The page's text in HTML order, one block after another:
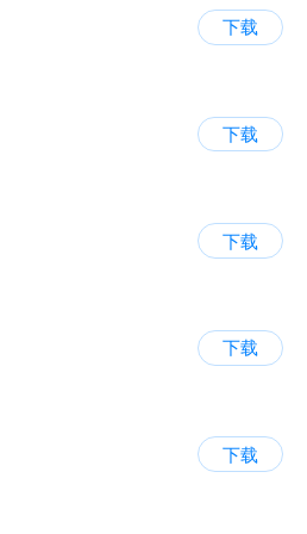
下载
下载
下载
下载
下载